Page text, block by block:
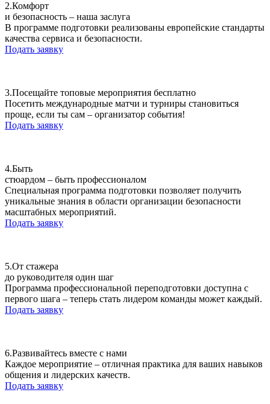
2.Комфорт
и безопасность – наша заслуга
В программе подготовки реализованы европейские стандарты
качества сервиса и безопасности.
Подать заявку
3.Посещайте топовые мероприятия бесплатно
Посетить международные матчи и турниры становиться
проще, если ты сам – организатор события!
Подать заявку
4.Быть
стюардом – быть профессионалом
Специальная программа подготовки позволяет получить
уникальные знания в области организации безопасности
масштабных мероприятий.
Подать заявку
5.От стажера
до руководителя один шаг
Программа профессиональной переподготовки доступна с
первого шага – теперь стать лидером команды может каждый.
Подать заявку
6.Развивайтесь вместе с нами
Каждое мероприятие – отличная практика для ваших навыков
общения и лидерских качеств.
Подать заявку